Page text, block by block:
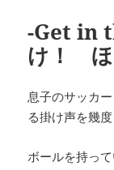
-Get in
け！ ほ
息子のサッカ
る掛け声を幾
ボールを持っ